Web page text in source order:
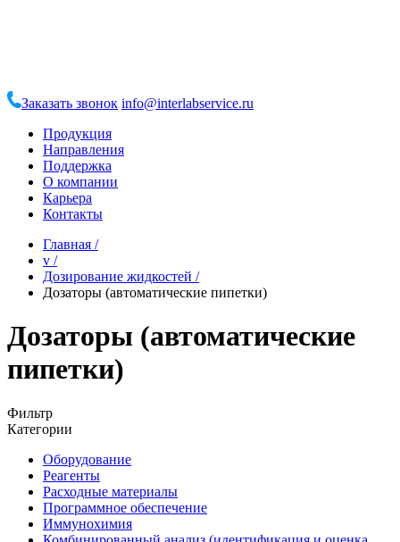
Заказать звонок info@interlabservice.ru
Продукция
Направления
Поддержка
О компании
Карьера
Контакты
Главная /
v /
Дозирование жидкостей /
Дозаторы (автоматические пипетки)
Дозаторы (автоматические
пипетки)
Фильтр
Категории
Оборудование
Реагенты
Расходные материалы
Программное обеспечение
Иммунохимия